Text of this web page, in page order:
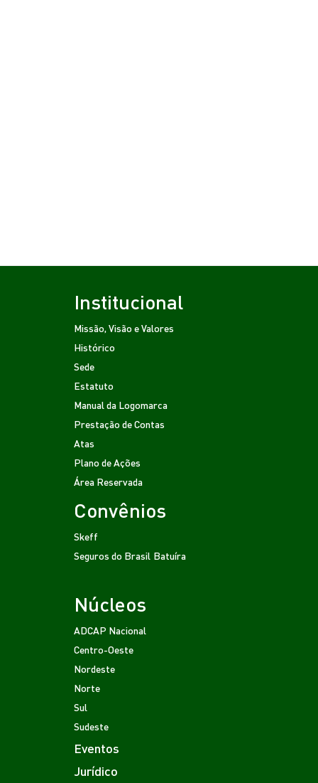
Institucional
Missão, Visão e Valores
Histórico
Sede
Estatuto
Manual da Logomarca
Prestação de Contas
Atas
Plano de Ações
Área Reservada
Convênios
Skeff
Seguros do Brasil Batuíra
Núcleos
ADCAP Nacional
Centro-Oeste
Nordeste
Norte
Sul
Sudeste
Eventos
Jurídico